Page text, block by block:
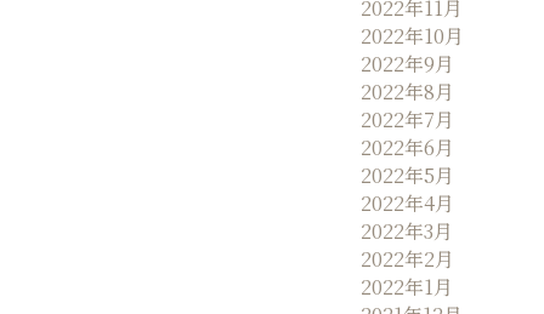
2022年11月
2022年10月
2022年9月
2022年8月
2022年7月
2022年6月
2022年5月
2022年4月
2022年3月
2022年2月
2022年1月